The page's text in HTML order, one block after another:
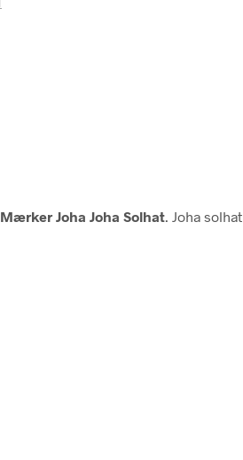
Mærker Joha Joha Solhat . Joha solhat